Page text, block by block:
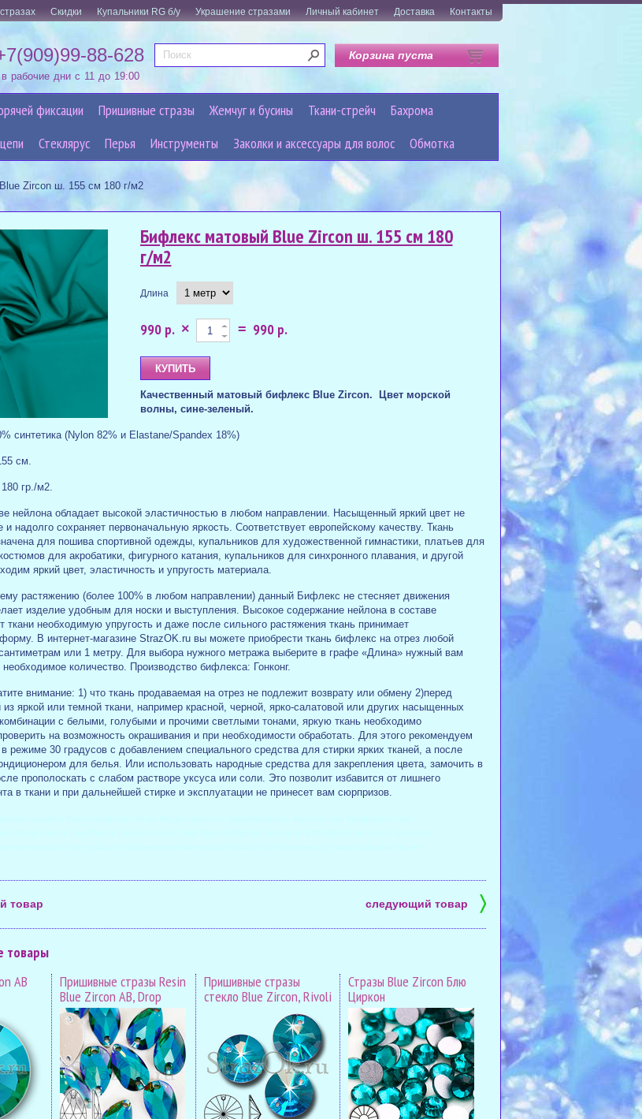
Скидки Купальники RG б/у Украшение стразами Личный кабинет Доставка Контакты
88-628
в рабочие дни с 11 до 19:00
Корзина пуста
фиксации Пришивные стразы Жемчуг и бусины Ткани-стрейч
Бахрома
Стеклярус Перья Инструменты Заколки и аксессуары для волос Обмотка
Zircon ш. 155 см 180 г/м2
Бифлекс матовый Blue Zircon ш. 155 см 180
г/м2
Длина
990 р. × = 990 р.
Качественный матовый бифлекс Blue Zircon. Цвет морской
волны, сине-зеленый.
синтетика (Nylon 82% и Elastane/Spandex 18%)
см.
гр./м2.
нейлона обладает высокой эластичностью в любом направлении. Насыщенный яркий цвет не
и надолго сохраняет первоначальную яркость. Соответствует европейскому качеству. Ткань
для пошива спортивной одежды, купальников для художественной гимнастики, платьев для
для акробатики, фигурного катания, купальников для синхронного плавания, и другой
яркий цвет, эластичность и упругость материала.
растяжению (более 100% в любом направлении) данный Бифлекс не стесняет движения
изделие удобным для носки и выступления. Высокое содержание нейлона в составе
ткани необходимую упругость и даже после сильного растяжения ткань принимает
В интернет-магазине StrazOK.ru вы можете приобрести ткань бифлекс на отрез любой
или 1 метру. Для выбора нужного метража выберите в графе «Длина» нужный вам
количество. Производство бифлекса: Гонконг.
внимание: 1) что ткань продаваемая на отрез не подлежит возврату или обмену 2)перед
яркой или темной ткани, например красной, черной, ярко-салатовой или других насыщенных
с белыми, голубыми и прочими светлыми тонами, яркую ткань необходимо
на возможность окрашивания и при необходимости обработать. Для этого рекомендуем
в режиме 30 градусов с добавлением специального средства для стирки ярких тканей, а после
для белья. Или использовать народные средства для закрепления цвета, замочить в
прополоскать с слабом растворе уксуса или соли. Это позволит избавится от лишнего
в ткани и при дальнейшей стирке и эксплуатации не принесет вам сюрпризов.
товар следующий товар 〉
товары
AB
Пришивные стразы Resin
Blue Zircon AB, Drop
Пришивные стразы
стекло Blue Zircon, Rivoli
Стразы Blue Zircon Блю
Циркон